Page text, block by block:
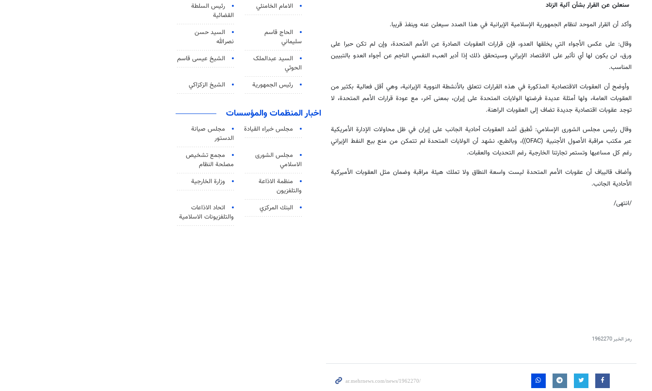
سنعلن عن القرار بشأن آلية الزناد
وأكد أن القرار الموحد لنظام الجمهورية الإسلامية الإیرانیة في هذا الصدد سيعلن عنه وينفذ قريبا.
وقال: على عكس الأجواء التي يخلقها العدو، فإن قرارات العقوبات الصادرة عن الأمم المتحدة، وإن لم تكن حبرا على
ورق، لن يكون لها أي تأثير على الاقتصاد الإيراني وسيتحقق ذلك إذا أدير العبء النفسي الناجم عن أجواء العدو بالتبیین
المناسب.
وأوضح أن العقوبات الاقتصادية المذكورة في هذه القرارات تتعلق بالأنشطة النووية الإيرانية، وهي أقل فعالية بكثير من
العقوبات العامة، ولها أمثلة عديدة فرضتها الولايات المتحدة على إيران، بمعنى آخر، مع عودة قرارات الأمم المتحدة، لا
توجد عقوبات اقتصادية جديدة تضاف إلى العقوبات الراهنة.
وقال رئیس مجلس الشوری الإسلامي: تُطبق أشد العقوبات أحادية الجانب على إيران في ظل محاولات الإدارة الأمريكية
عبر مكتب مراقبة الأصول الأجنبية (OFAC))، وبالطبع، نشهد أن الولايات المتحدة لم تتمكن من منع بيع النفط الإيراني
رغم كل مساعيها وتستمر تجارتنا الخارجية رغم التحديات والعقبات.
وأضاف قالیباف أن عقوبات الأمم المتحدة ليست واسعة النطاق ولا تملك هيئة مراقبة وضمان مثل العقوبات الأميركية
الأحادية الجانب.
/انتهى/
رمز الخبر1962270
الامام الخامنئي
رئیس السلطة
القضائیة
الحاج قاسم
سليماني
السيد حسن
نصرالله
السید عبدالملک
الحوثي
الشيخ عيسى قاسم
رئيس الجمهورية الشيخ الزكزاكي
اخبار المنظمات والمؤسسات
مجلس خبراء القيادة
مجلس صيانة
الدستور
مجلس الشورى
الاسلامي
مجمع تشخيص
مصلحة النظام
منظمة الاذاعة
والتلفزیون
وزارة الخارجية
البنك المركزي
اتحاد الاذاعات
والتلفزيونات الاسلامية